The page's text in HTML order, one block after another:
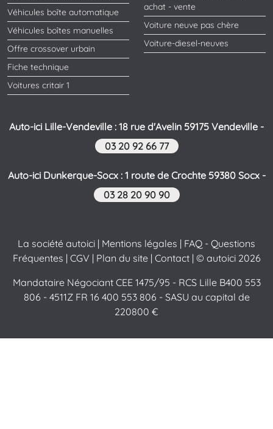
Véhicules boîte automatique
Véhicules boîtes manuelles
Offre crossover urbain
Fiche technique
Voitures critair 1
achat - vente
Voiture neuve pas chère
Voiture-diesel-neuves
Auto-ici Lille-Vendeville : 18 rue d'Avelin 59175 Vendeville -
03 20 92 66 77
Auto-ici Dunkerque-Socx : 1 route de Crochte 59380 Socx -
03 28 20 90 90
La société autoici | Mentions légales | FAQ - Questions
Fréquentes | CGV | Plan du site| Contact| © autoici 2026
Mandataire Négociant CEE 1475/95 - RCS Lille B400 553
806 - 4511Z FR 16 400 553 806 - SASU au capital de
220800 €